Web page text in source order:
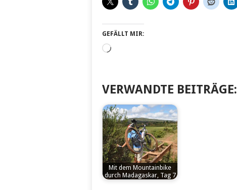
GEFÄLLT MIR:
Wird
VERWANDTE BEITRÄGE:
Mit dem Mountainbike
durch Madagaskar, Tag 7